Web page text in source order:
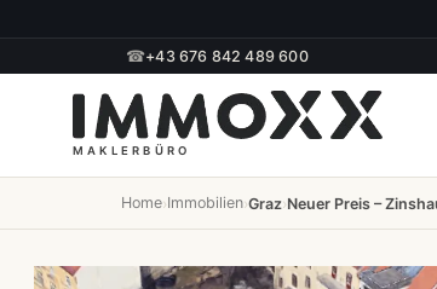
☎+43 676 842 489 600
Home›Immobilien›Graz›Neuer Preis –